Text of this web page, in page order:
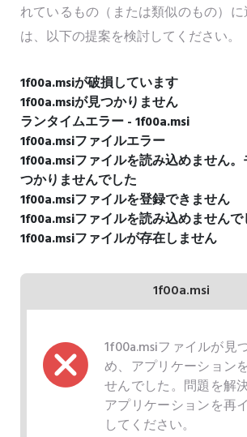
れているもの（または類似のもの）
は、以下の提案を検討してください。
1f00a.msiが破損しています
1f00a.msiが見つかりません
ランタイムエラー - 1f00a.msi
1f00a.msiファイルエラー
1f00a.msiファイルを読み込めません
つかりませんでした
1f00a.msiファイルを登録できません
1f00a.msiファイルを読み込めませんで
1f00a.msiファイルが存在しません
1f00a.msi
1f00a.msiファイルが見
め、アプリケーション
せんでした。問題を解
アプリケーションを再
してください。